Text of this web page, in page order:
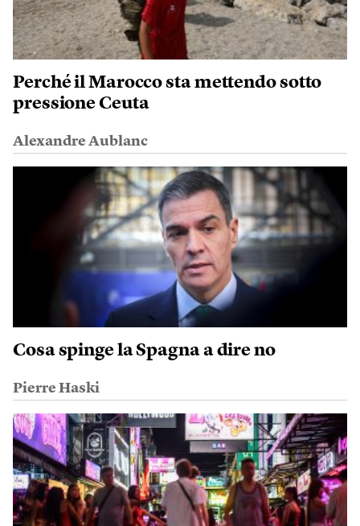
Perché il Marocco sta mettendo sotto
pressione Ceuta
Alexandre Aublanc
Cosa spinge la Spagna a dire no
Pierre Haski